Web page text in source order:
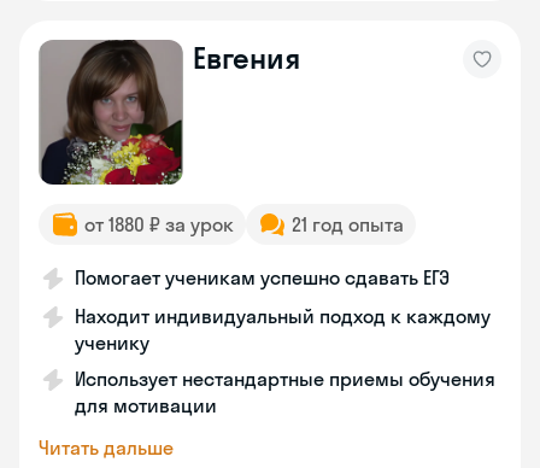
Евгения
от 1880 ₽ за урок 21 год опыта
Помогает ученикам успешно сдавать ЕГЭ
Находит индивидуальный подход к каждому
ученику
Использует нестандартные приемы обучения
для мотивации
Читать дальше